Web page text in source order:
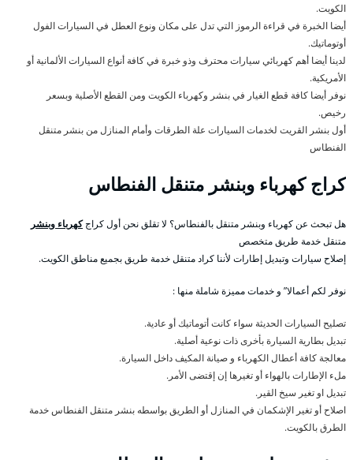
الكويت.
أيضا الخبرة في قراءة الرموز التي تدل على مكان ونوع العطل في السيارات الفول
أوتوماتيك.
لدينا أيضا أهم كهربائي سيارات محترف وذو خبرة في كافة أنواع السيارات الألمانية أو
الأمريكية.
نوفر أيضا كافة قطع الغيار في بنشر وكهرباء الكويت ومن القطع الأصلية وبسعر
رخيص.
أول بنشر القريت لخدمات السيارات علة الطرقات وأمام المنازل من بنشر متنقل
الفنطاس
كراج كهرباء وبنشر متنقل الفنطاس
هل تبحث عن كهرباء وبنشر متنقل بالفنطاس؟ لا تقلق نحن أول كراجكهرباء وبنشر
متنقل خدمة طريق متخصص
إصلاح سيارات وتبديل إطارات لأننا كراد متنقل خدمة طريق بجميع مناطق الكويت.
نوفر لكم أعمالا” و خدمات مميزة شاملة منها :
تصليح السيارات الحديثة سواء كانت أتوماتيك أو عادية.
تبديل بطارية السيارة بأخرى ذات نوعية أصلية.
معالجة كافة أعطال الكهرباء و صيانة المكيف داخل السيارة.
ملء الإطارات بالهواء أو تغيرها إن إقتضى الأمر.
تبديل او تغير سيخ القير.
اصلاح أو تغير الإشكمان في المنازل أو الطريق بواسطه بنشر متنقل الفنطاس خدمة
الطرق بالكويت.